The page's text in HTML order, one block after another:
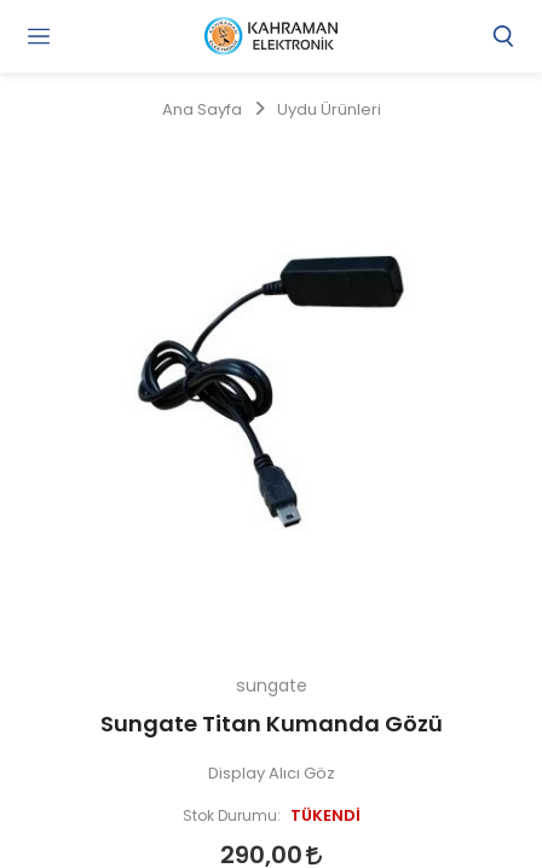
Ana Sayfa Uydu Ürünleri
sungate
Sungate Titan Kumanda Gözü
Display Alıcı Göz
Stok Durumu: TÜKENDİ
290,00